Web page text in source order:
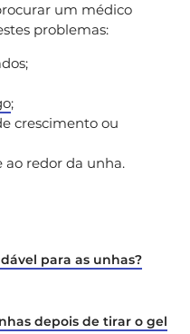
um médico
problemas:
;
crescimento ou
ao redor da unha.
para as unhas?
depois de tirar o gel